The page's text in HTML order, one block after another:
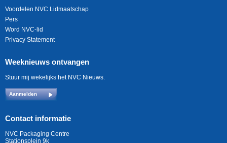
Voordelen NVC Lidmaatschap
Pers
Word NVC-lid
Privacy Statement
Weeknieuws ontvangen
Stuur mij wekelijks het NVC Nieuws.
Aanmelden
Contact informatie
NVC Packaging Centre
Stationsplein 9k